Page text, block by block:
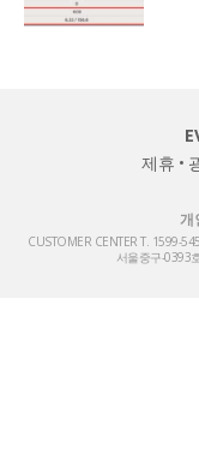
제휴 •
개
CUSTOMER CENTER T. 1599-
서울중구-0393